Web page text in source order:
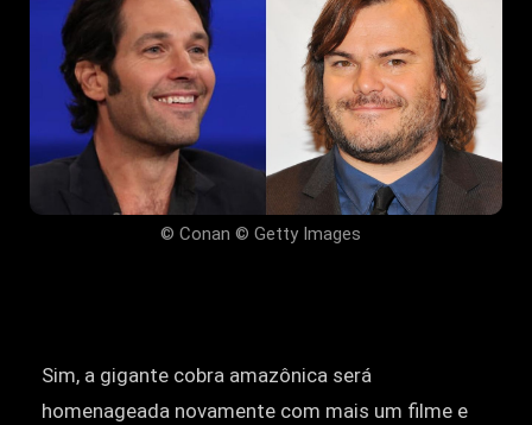
Séries
Novelas
© Conan © Getty Images
Sim, a gigante cobra amazônica será
homenageada novamente com mais um filme e